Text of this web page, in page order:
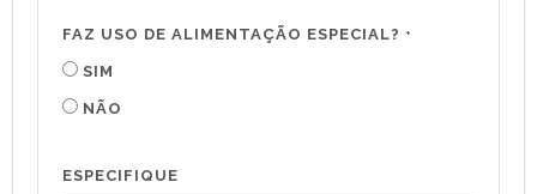
FAZ USO DE ALIMENTAÇÃO ESPECIAL? *
SIM
NÃO
ESPECIFIQUE